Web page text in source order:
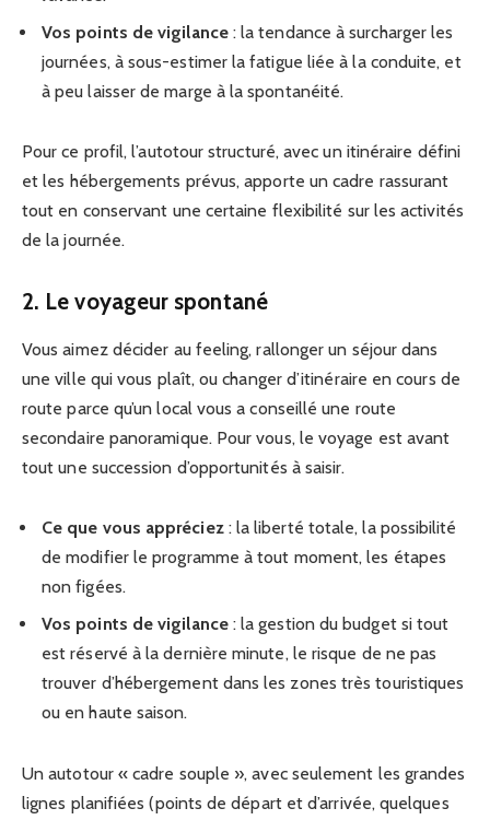
Vos points de vigilance: la tendance à surcharger les
journées, à sous-estimer la fatigue liée à la conduite, et
à peu laisser de marge à la spontanéité.
Pour ce profil, l’autotour structuré, avec un itinéraire défini
et les hébergements prévus, apporte un cadre rassurant
tout en conservant une certaine flexibilité sur les activités
de la journée.
2. Le voyageur spontané
Vous aimez décider au feeling, rallonger un séjour dans
une ville qui vous plaît, ou changer d’itinéraire en cours de
route parce qu’un local vous a conseillé une route
secondaire panoramique. Pour vous, le voyage est avant
tout une succession d’opportunités à saisir.
Ce que vous appréciez: la liberté totale, la possibilité
de modifier le programme à tout moment, les étapes
non figées.
Vos points de vigilance: la gestion du budget si tout
est réservé à la dernière minute, le risque de ne pas
trouver d’hébergement dans les zones très touristiques
ou en haute saison.
Un autotour « cadre souple », avec seulement les grandes
lignes planifiées (points de départ et d’arrivée, quelques